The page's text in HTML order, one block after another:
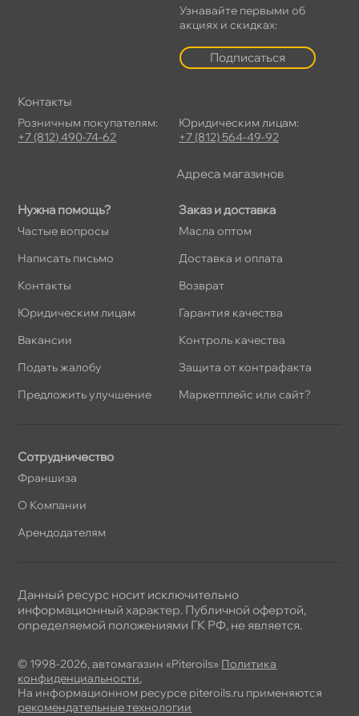
Нужна помощь?
Частые вопросы
Написать письмо
Контакты
Юридическим лицам
акансии
Подать жалобу
Предложить улучшение
Заказ и доставка
Масла оптом
Доставка и оплата
озврат
Гарантия качества
Контроль качества
Защита от контрафакта
Маркетплейс или сайт?
Узнавайте первыми о
акциях и скидках:
Подписаться
Сотрудничество
Франшиза
О Компании
Арендодателям
Контакты
Розничным покупателям:
+7 (812) 490-74-62
Юридическим лицам:
+7 (812) 564-49-92
Адреса магазино
© 1998-2026, автомагазин «Piteroils» Политика
конфиденциальности,
На информационном ресурсе piteroils.ru применяются
рекомендательные технологии
Данный ресурс носит исключительно
информационный характер. Публичной офертой,
определяемой положениями ГК РФ, не является.